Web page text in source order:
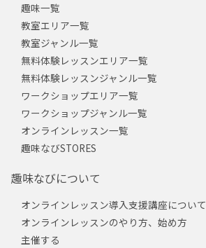
趣味一覧
教室エリア一覧
教室ジャンル一覧
無料体験レッスンエリア一覧
無料体験レッスンジャンル一覧
ワークショップエリア一覧
ワークショップジャンル一覧
オンラインレッスン一覧
趣味なびSTORES
趣味なびについて
オンラインレッスン導入支援講座について
オンラインレッスンのやり方、始め方
主催する